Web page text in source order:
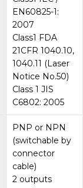
EN60825-1:
2007
Class1 FDA
21CFR 1040.10,
1040.11 (Laser
Notice No.50)
Class 1 JIS
C6802: 2005
PNP or NPN
(switchable by
connector
cable)
2 outputs